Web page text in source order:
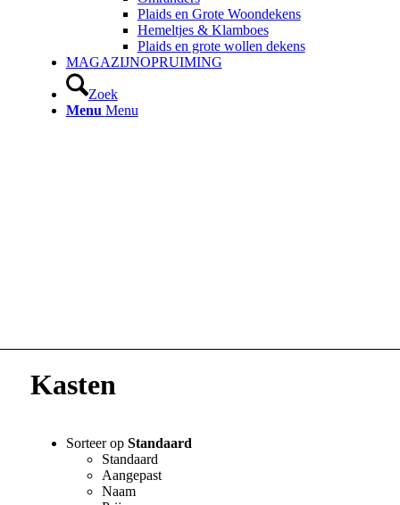
Plaids en Grote Woondekens
Hemeltjes & Klamboes
Plaids en grote wollen dekens
MAGAZIJNOPRUIMING
Zoek
Menu Menu
Kasten
Sorteer op Standaard
Standaard
Aangepast
Naam